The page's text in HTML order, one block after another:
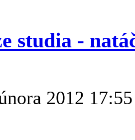
studia -
2012 17:55